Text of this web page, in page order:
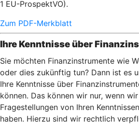
1 EU-ProspektVO).
Zum PDF-Merkblatt
Ihre Kenntnisse über
Sie möchten Finanzinstrumente wie
oder dies zukünftig tun? Dann ist es
Ihre Kenntnisse über
können. Das können wir nur, wenn
Fragestellungen von Ihren
haben. Hierzu sind wir rechtlich